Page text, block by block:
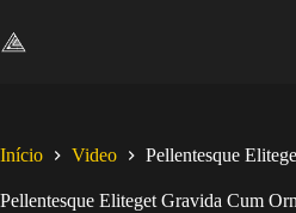
para
o
Início Video Pellentesque
Pellentesque Eliteget Gravida Cum